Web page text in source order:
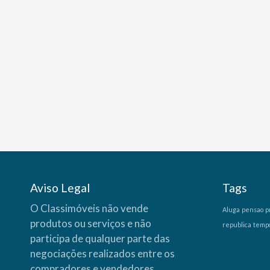
Aviso Legal
O Classimóveis não vende
produtos ou serviços e não
participa de qualquer parte das
negociações realizados entre os
Tags
Aluga pensao
republica